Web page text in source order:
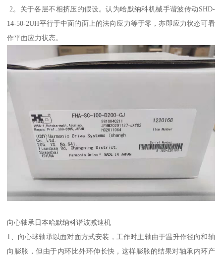
2。关于各层不相挤压的假设。认为哈默纳科机械手谐波传动SHD-
14-50-2UH平行于中面的面上的法向应力等于零，亦即应力状态可看
作平面应力状态。
向心轴承日本哈默纳科谐波减速机
1、向心球轴承以面对面方式安装，工作时主轴由于温升作径向和轴
向膨胀，但由于内环比外环伸长快，这样膨胀的结果对轴承内环产